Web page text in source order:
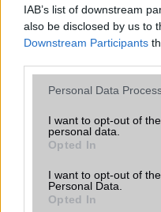
IAB’s list of downstream
also be disclosed by us to
Downstream Participants
Please note that this
not limited to your visit or
grant or deny consent to
use your data for below
consent section.
Personal Data
I want to opt-out of
personal data.
Opted In
I want to opt-out of
Personal Data.
Opted In
SIM típus
SIM-ek száma
Flight mode
Funkciók
Brand
Védelem